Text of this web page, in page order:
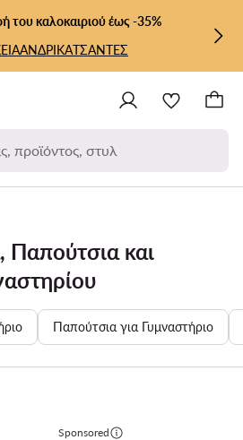
ΠΕΡΙΕΧΌΜΕΝΟ
του καλοκαιριού έως -35%
ΑΝΔΡΙΚΑΤΣΑΝΤΕΣ
προϊόντος, στυλ
Παπούτσια και
Παπούτσια για Γυμναστήριο
Sponsored